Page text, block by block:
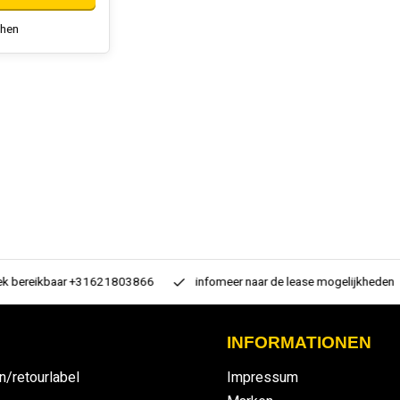
+31621803866 infomeer naar de lease mogelijkheden
retourlabel
INFORMATIONEN
Impressum